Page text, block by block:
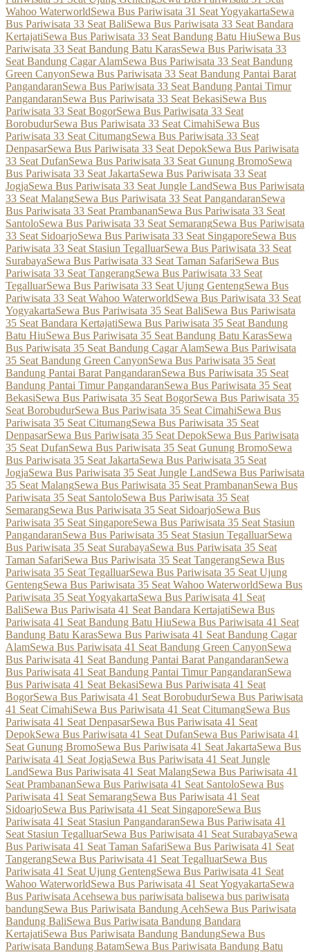
Wahoo WaterworldSewa Bus Pariwisata 31 Seat YogyakartaSewa
Bus Pariwisata 33 Seat BaliSewa Bus Pariwisata 33 Seat Bandara
KertajatiSewa Bus Pariwisata 33 Seat Bandung Batu HiuSewa Bus
Pariwisata 33 Seat Bandung Batu KarasSewa Bus Pariwisata 33
Seat Bandung Cagar AlamSewa Bus Pariwisata 33 Seat Bandung
Green CanyonSewa Bus Pariwisata 33 Seat Bandung Pantai Barat
PangandaranSewa Bus Pariwisata 33 Seat Bandung Pantai Timur
PangandaranSewa Bus Pariwisata 33 Seat BekasiSewa Bus
Pariwisata 33 Seat BogorSewa Bus Pariwisata 33 Seat
BorobudurSewa Bus Pariwisata 33 Seat CimahiSewa Bus
Pariwisata 33 Seat CitumangSewa Bus Pariwisata 33 Seat
DenpasarSewa Bus Pariwisata 33 Seat DepokSewa Bus Pariwisata
33 Seat DufanSewa Bus Pariwisata 33 Seat Gunung BromoSewa
Bus Pariwisata 33 Seat JakartaSewa Bus Pariwisata 33 Seat
JogjaSewa Bus Pariwisata 33 Seat Jungle LandSewa Bus Pariwisata
33 Seat MalangSewa Bus Pariwisata 33 Seat PangandaranSewa
Bus Pariwisata 33 Seat PrambananSewa Bus Pariwisata 33 Seat
SantoloSewa Bus Pariwisata 33 Seat SemarangSewa Bus Pariwisata
33 Seat SidoarjoSewa Bus Pariwisata 33 Seat SingaporeSewa Bus
Pariwisata 33 Seat Stasiun TegalluarSewa Bus Pariwisata 33 Seat
SurabayaSewa Bus Pariwisata 33 Seat Taman SafariSewa Bus
Pariwisata 33 Seat TangerangSewa Bus Pariwisata 33 Seat
TegalluarSewa Bus Pariwisata 33 Seat Ujung GentengSewa Bus
Pariwisata 33 Seat Wahoo WaterworldSewa Bus Pariwisata 33 Seat
YogyakartaSewa Bus Pariwisata 35 Seat BaliSewa Bus Pariwisata
35 Seat Bandara KertajatiSewa Bus Pariwisata 35 Seat Bandung
Batu HiuSewa Bus Pariwisata 35 Seat Bandung Batu KarasSewa
Bus Pariwisata 35 Seat Bandung Cagar AlamSewa Bus Pariwisata
35 Seat Bandung Green CanyonSewa Bus Pariwisata 35 Seat
Bandung Pantai Barat PangandaranSewa Bus Pariwisata 35 Seat
Bandung Pantai Timur PangandaranSewa Bus Pariwisata 35 Seat
BekasiSewa Bus Pariwisata 35 Seat BogorSewa Bus Pariwisata 35
Seat BorobudurSewa Bus Pariwisata 35 Seat CimahiSewa Bus
Pariwisata 35 Seat CitumangSewa Bus Pariwisata 35 Seat
DenpasarSewa Bus Pariwisata 35 Seat DepokSewa Bus Pariwisata
35 Seat DufanSewa Bus Pariwisata 35 Seat Gunung BromoSewa
Bus Pariwisata 35 Seat JakartaSewa Bus Pariwisata 35 Seat
JogjaSewa Bus Pariwisata 35 Seat Jungle LandSewa Bus Pariwisata
35 Seat MalangSewa Bus Pariwisata 35 Seat PrambananSewa Bus
Pariwisata 35 Seat SantoloSewa Bus Pariwisata 35 Seat
SemarangSewa Bus Pariwisata 35 Seat SidoarjoSewa Bus
Pariwisata 35 Seat SingaporeSewa Bus Pariwisata 35 Seat Stasiun
PangandaranSewa Bus Pariwisata 35 Seat Stasiun TegalluarSewa
Bus Pariwisata 35 Seat SurabayaSewa Bus Pariwisata 35 Seat
Taman SafariSewa Bus Pariwisata 35 Seat TangerangSewa Bus
Pariwisata 35 Seat TegalluarSewa Bus Pariwisata 35 Seat Ujung
GentengSewa Bus Pariwisata 35 Seat Wahoo WaterworldSewa Bus
Pariwisata 35 Seat YogyakartaSewa Bus Pariwisata 41 Seat
BaliSewa Bus Pariwisata 41 Seat Bandara KertajatiSewa Bus
Pariwisata 41 Seat Bandung Batu HiuSewa Bus Pariwisata 41 Seat
Bandung Batu KarasSewa Bus Pariwisata 41 Seat Bandung Cagar
AlamSewa Bus Pariwisata 41 Seat Bandung Green CanyonSewa
Bus Pariwisata 41 Seat Bandung Pantai Barat PangandaranSewa
Bus Pariwisata 41 Seat Bandung Pantai Timur PangandaranSewa
Bus Pariwisata 41 Seat BekasiSewa Bus Pariwisata 41 Seat
BogorSewa Bus Pariwisata 41 Seat BorobudurSewa Bus Pariwisata
41 Seat CimahiSewa Bus Pariwisata 41 Seat CitumangSewa Bus
Pariwisata 41 Seat DenpasarSewa Bus Pariwisata 41 Seat
DepokSewa Bus Pariwisata 41 Seat DufanSewa Bus Pariwisata 41
Seat Gunung BromoSewa Bus Pariwisata 41 Seat JakartaSewa Bus
Pariwisata 41 Seat JogjaSewa Bus Pariwisata 41 Seat Jungle
LandSewa Bus Pariwisata 41 Seat MalangSewa Bus Pariwisata 41
Seat PrambananSewa Bus Pariwisata 41 Seat SantoloSewa Bus
Pariwisata 41 Seat SemarangSewa Bus Pariwisata 41 Seat
SidoarjoSewa Bus Pariwisata 41 Seat SingaporeSewa Bus
Pariwisata 41 Seat Stasiun PangandaranSewa Bus Pariwisata 41
Seat Stasiun TegalluarSewa Bus Pariwisata 41 Seat SurabayaSewa
Bus Pariwisata 41 Seat Taman SafariSewa Bus Pariwisata 41 Seat
TangerangSewa Bus Pariwisata 41 Seat TegalluarSewa Bus
Pariwisata 41 Seat Ujung GentengSewa Bus Pariwisata 41 Seat
Wahoo WaterworldSewa Bus Pariwisata 41 Seat YogyakartaSewa
Bus Pariwisata Acehsewa bus pariwisata balisewa bus pariwisata
bandungSewa Bus Pariwisata Bandung AcehSewa Bus Pariwisata
Bandung BaliSewa Bus Pariwisata Bandung Bandara
KertajatiSewa Bus Pariwisata Bandung BandungSewa Bus
Pariwisata Bandung BatamSewa Bus Pariwisata Bandung Batu